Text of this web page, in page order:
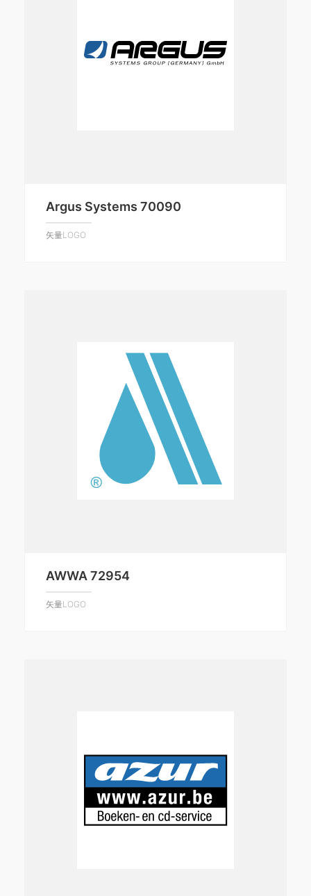
Argus Systems 70090
矢量LOGO
AWWA 72954
矢量LOGO